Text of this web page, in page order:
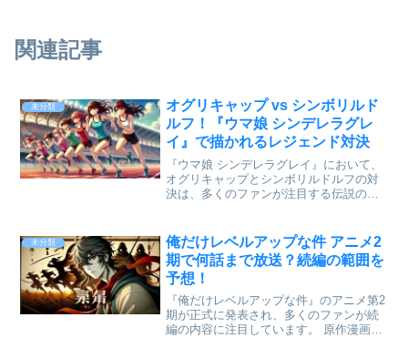
関連記事
未分類
オグリキャップ vs シンボリルド
ルフ！『ウマ娘 シンデレラグレ
イ』で描かれるレジェンド対決
『ウマ娘 シンデレラグレイ』において、
オグリキャップとシンボリルドルフの対
決は、多くのファンが注目する伝説の戦
称されたシンボリルドルフ。 二人の激突
は、まさに「世代交...
未分類
俺だけレベルアップな件 アニメ2
期で何話まで放送？続編の範囲を
予想！
『俺だけレベルアップな件』のアニメ第2
期が正式に発表され、多くのファンが続
編の内容に注目しています。 原作漫画や